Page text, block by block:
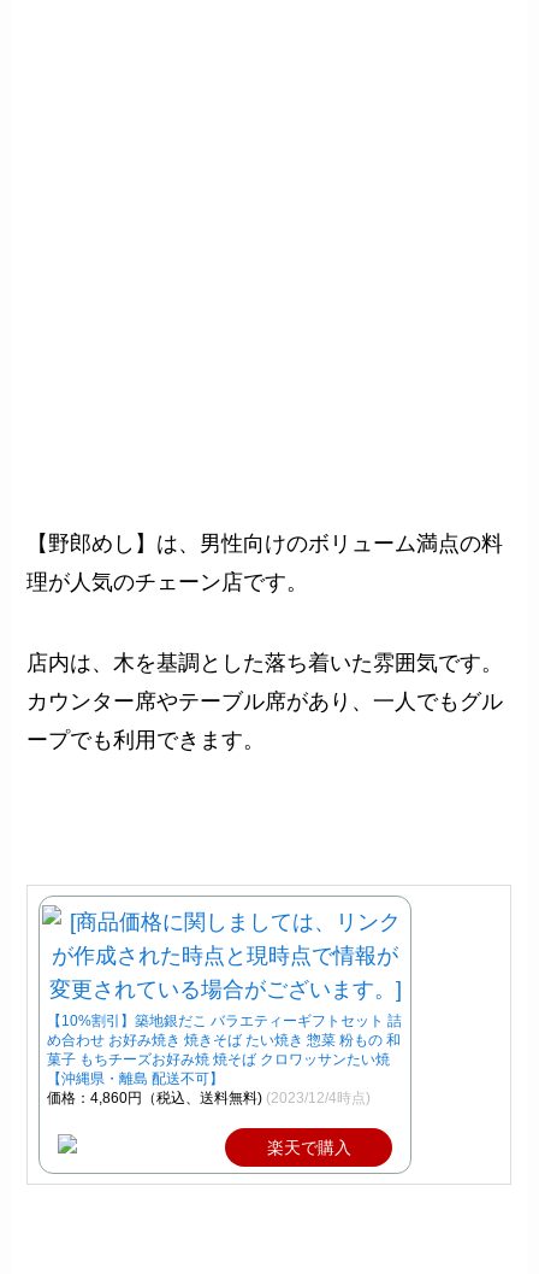
【野郎めし】 は、男性向けのボリューム満点の料
理が人気のチェーン店です。
店内は、木を基調とした落ち着いた雰囲気です。
カウンター席やテーブル席があり、一人でもグル
ープでも利用できます。
【10%割引】築地銀だこ バラエティーギフトセット 詰
め合わせ お好み焼き 焼きそば たい焼き 惣菜 粉もの 和
菓子 もちチーズお好み焼 焼そば クロワッサンたい焼
【沖縄県・離島 配送不可】
価格：4,860円（税込、送料無料) (2023/12/4時点)
楽天で購入